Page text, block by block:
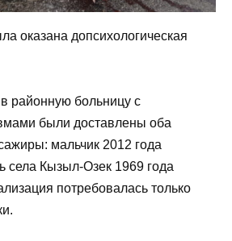
оказана допсихологическая
районную больницу с
были доставлены оба
мальчик 2012 года
села Кызыл-Озек 1969 года
потребовалась только